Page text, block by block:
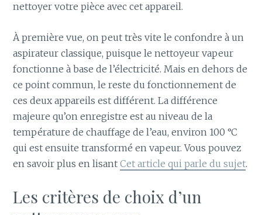
nettoyer votre pièce avec cet appareil.
À première vue, on peut très vite le confondre à un
aspirateur classique, puisque le nettoyeur vapeur
fonctionne à base de l’électricité. Mais en dehors de
ce point commun, le reste du fonctionnement de
ces deux appareils est différent. La différence
majeure qu’on enregistre est au niveau de la
température de chauffage de l’eau, environ 100 °C
qui est ensuite transformé en vapeur. Vous pouvez
en savoir plus en lisantCet article qui parle du sujet.
Les critères de choix d’un